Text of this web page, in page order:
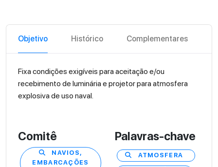
Objetivo Histórico Complementares
Fixa condições exigíveis para aceitação e/ou
recebimento de luminária e projetor para atmosfera
explosiva de uso naval.
Comitê
NAVIOS,
EMBARCAÇÕES
Palavras-chave
ATMOSFERA